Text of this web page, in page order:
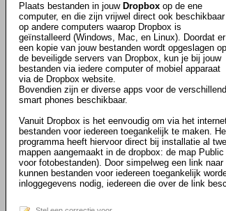
Plaats bestanden in jouw Dropbox op de ene
computer, en die zijn vrijwel direct ook beschikbaar
op andere computers waarop Dropbox is
geïnstalleerd (Windows, Mac, en Linux). Doordat er
een kopie van jouw bestanden wordt opgeslagen op
de beveiligde servers van Dropbox, kun je bij jouw
bestanden via iedere computer of mobiel apparaat
via de Dropbox website.
Bovendien zijn er diverse apps voor de
smart phones beschikbaar.
Vanuit Dropbox is het eenvoudig om via het
bestanden voor iedereen toegankelijk te maken.
programma heeft hiervoor direct bij installatie al
mappen aangemaakt in de dropbox: de map
voor fotobestanden). Door simpelweg een link
kunnen bestanden voor iedereen toegankelijk
inloggegevens nodig, iedereen die over de link